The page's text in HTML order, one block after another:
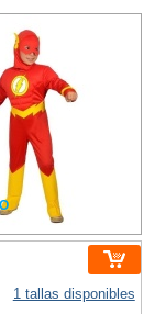
1 tallas disponibles